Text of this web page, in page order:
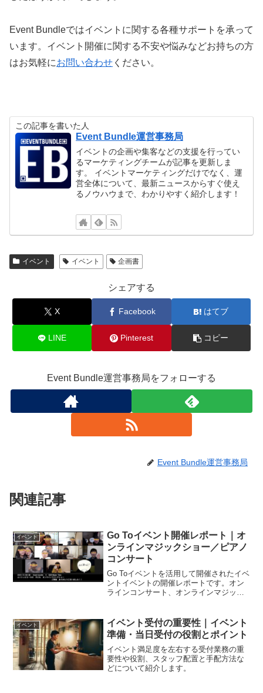
Event Bundleではイベントに関する各種サポートを承って
います。イベント開催に関する不安や悩みなどお持ちの方
はお気軽にお問い合わせ ください。
この記事を書いた人
Event Bundle運営事務局
イベントの企画や集客などの支援を行ってい
るマーケティングチームが記事を更新しま
す。 イベントマーケティングだけでなく、運
営全体について、最新ニュースからすぐ使え
るノウハウまで、わかりやすく紹介します！
イベント イベント 企画書
シェアする
X Facebook はてブ
LINE Pinterest コピー
Event Bundle運営事務局をフォローする
Event Bundle運営事務局
関連記事
イベント
Go Toイベント開催レポート｜オ
ンラインマジックショー／ピアノ
コンサート
Go Toイベントを活用して開催されたイベ
ントイベントの開催レポートです。オン
ラインコンサート、オンラインマジック
イベント
イベント受付の重要性｜イベント
準備・当日受付の役割とポイント
イベント満足度を左右する受付業務の重
要性や役割、スタッフ配置と手配方法な
どについて紹介します。